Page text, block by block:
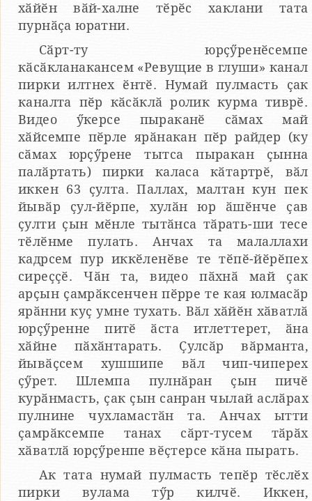
хӑйӗн вӑй-халне тӗрӗс хаклани тата
пурнӑҫа юратни.
Сӑрт-ту юрҫӳренӗсемпе
кӑсӑкланакансем «Ревущие в глуши» канал
пирки илтнех ӗнтӗ. Нумай пулмасть ҫак
каналта пӗр кӑсӑклӑ ролик курма тиврӗ.
Видео ӳкерсе пыраканӗ сӑмах май
хӑйсемпе пӗрле ярӑнакан пӗр райдер (ку
сӑмах юрҫӳрене тытса пыракан ҫынна
палӑртать) пирки каласа кӑтартрӗ, вӑл
иккен 63 ҫулта. Паллах, малтан кун пек
йывӑр ҫул-йӗрпе, хулӑн юр ӑшӗнче ҫав
ҫулти ҫын мӗнле тытӑнса тӑрать-ши тесе
тӗлӗнме пулать. Анчах та малаллахи
кадрсем пур иккӗленӗве те тӗпӗ-йӗрӗпех
сиреҫҫӗ. Чӑн та, видео пӑхнӑ май ҫак
арҫын ҫамрӑксенчен пӗрре те кая юлмасӑр
ярӑнни куҫ умне тухать. Вӑл хӑйӗн хӑватлӑ
юрҫӳренне питӗ ӑста итлеттерет, ӑна
хӑйне пӑхӑнтарать. Ҫулсӑр вӑрманта,
йывӑҫсем хушшипе вӑл чип-чиперех
ҫӳрет. Шлемпа пулнӑран ҫын пичӗ
курӑнмасть, ҫак ҫын санран чылай аслӑрах
пулнине чухламастӑн та. Анчах ытти
ҫамрӑксемпе танах сӑрт-тусем тӑрӑх
хӑватлӑ юрҫӳренпе вӗҫтерсе кӑна пырать.
Ак тата нумай пулмасть тепӗр тӗслӗх
пирки вулама тӳр килчӗ. Иккен,